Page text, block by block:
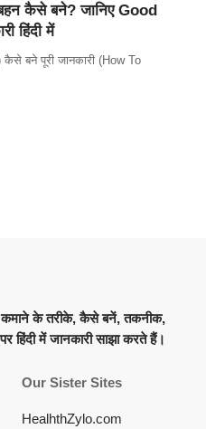
कैसे बने? जानिए Good
हिंदी में
बने पूरी जानकारी (How To
हिंदी में जानकारी साझा करते हैं।
Our Sister Sites
HealhthZylo.com